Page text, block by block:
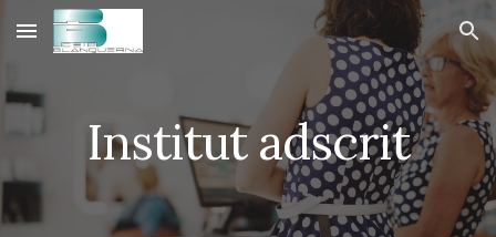
Skip to main content Skip to navigation
Institut adscrit